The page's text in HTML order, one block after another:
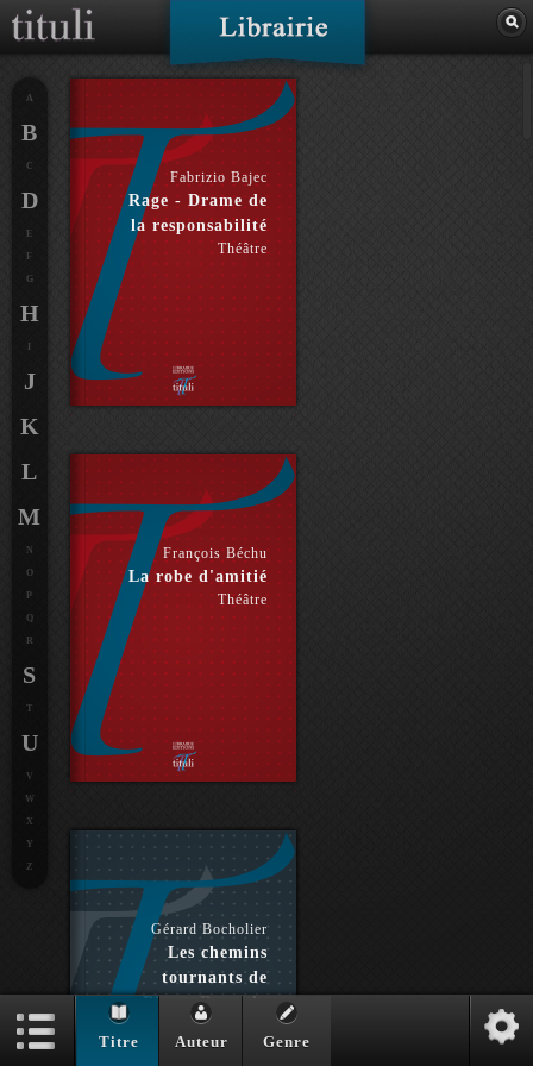
Fabrizio Bajec
Rage - Drame de
la responsabilité
Théâtre
François Béchu
La robe d'amitié
Théâtre
Gérard Bocholier
Les chemins
tournants de
Pierre Reverdy
A
B
C
D
E
F
G
H
J
K
L
M
N
O
P
Q
R
S
T
U
V
W
X
Y
Z
Titre Auteur Genre